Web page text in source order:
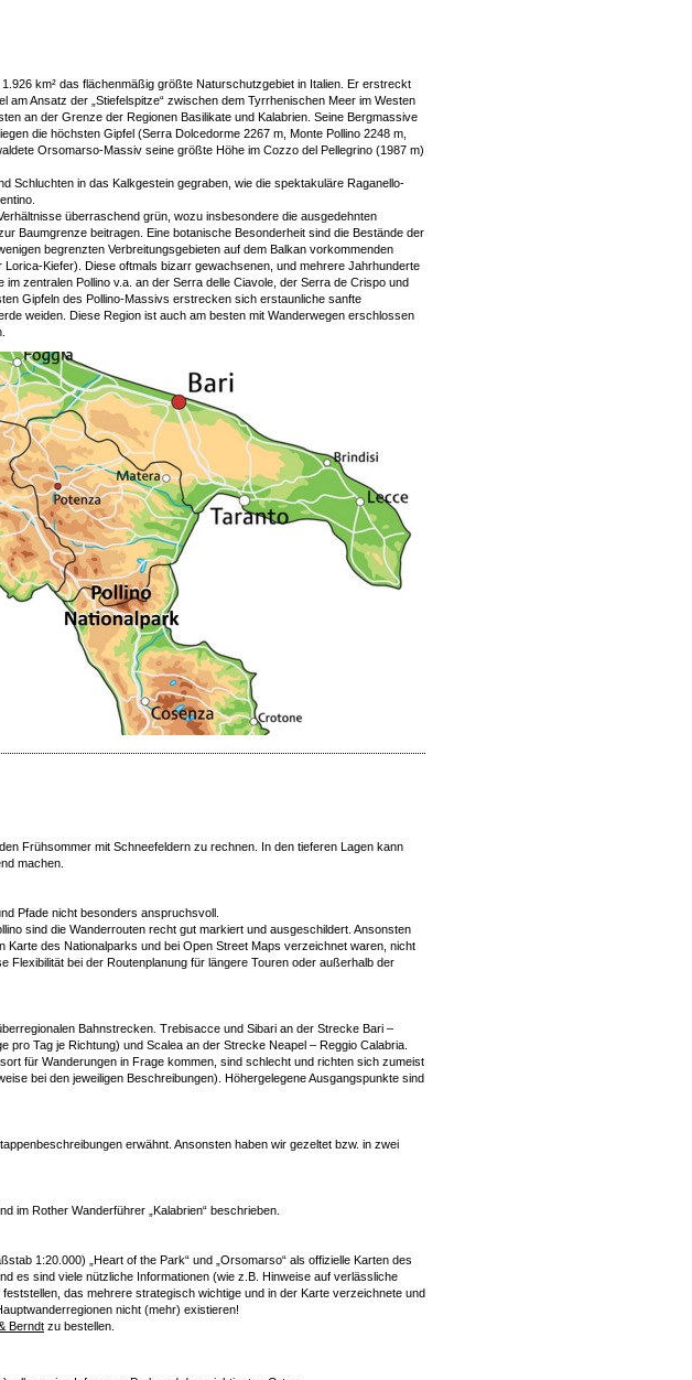
km² das flächenmäßig größte Naturschutzgebiet in Italien. Er erstreckt
am Ansatz der „Stiefelspitze“ zwischen dem Tyrrhenischen Meer im Westen
an der Grenze der Regionen Basilikate und Kalabrien. Seine Bergmassive
die höchsten Gipfel (Serra Dolcedorme 2267 m, Monte Pollino 2248 m,
Orsomarso-Massiv seine größte Höhe im Cozzo del Pellegrino (1987 m)
Schluchten in das Kalkgestein gegraben, wie die spektakuläre Raganello-
überraschend grün, wozu insbesondere die ausgedehnten
Baumgrenze beitragen. Eine botanische Besonderheit sind die Bestände der
begrenzten Verbreitungsgebieten auf dem Balkan vorkommenden
Kiefer). Diese oftmals bizarr gewachsenen, und mehrere Jahrhunderte
zentralen Pollino v.a. an der Serra delle Ciavole, der Serra de Crispo und
Gipfeln des Pollino-Massivs erstrecken sich erstaunliche sanfte
weiden. Diese Region ist auch am besten mit Wanderwegen erschlossen
Frühsommer mit Schneefeldern zu rechnen. In den tieferen Lagen kann
machen.
Pfade nicht besonders anspruchsvoll.
sind die Wanderrouten recht gut markiert und ausgeschildert. Ansonsten
Karte des Nationalparks und bei Open Street Maps verzeichnet waren, nicht
Flexibilität bei der Routenplanung für längere Touren oder außerhalb der
Bahnstrecken. Trebisacce und Sibari an der Strecke Bari –
pro Tag je Richtung) und Scalea an der Strecke Neapel – Reggio Calabria.
für Wanderungen in Frage kommen, sind schlecht und richten sich zumeist
bei den jeweiligen Beschreibungen). Höhergelegene Ausgangspunkte sind
erwähnt. Ansonsten haben wir gezeltet bzw. in zwei
im Rother Wanderführer „Kalabrien“ beschrieben.
1:20.000) „Heart of the Park“ und „Orsomarso“ als offizielle Karten des
es sind viele nützliche Informationen (wie z.B. Hinweise auf verlässliche
das mehrere strategisch wichtige und in der Karte verzeichnete und
nicht (mehr) existieren!
Berndt zu bestellen.